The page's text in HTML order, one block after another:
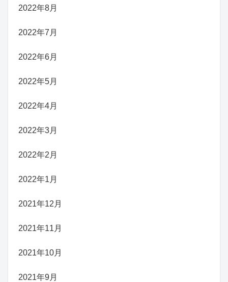
2022年8月
2022年7月
2022年6月
2022年5月
2022年4月
2022年3月
2022年2月
2022年1月
2021年12月
2021年11月
2021年10月
2021年9月